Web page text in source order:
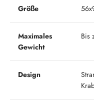
Größe
Maximales
Gewicht
Bis
Design